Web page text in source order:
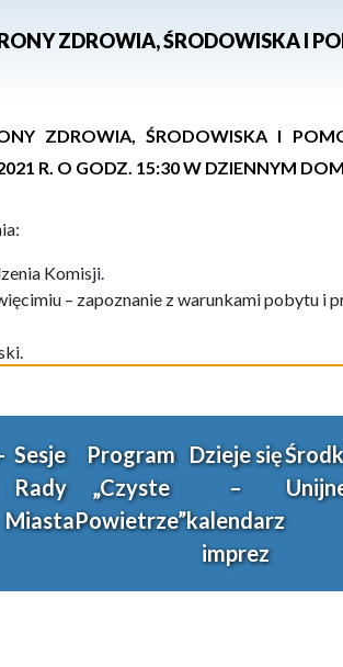
ZDROWIA, ŚRODOWISKA I
ZDROWIA, ŚRODOWISKA I
1 R. O GODZ. 15:30W DZIENNYM
Komisji.
– zapoznanie z warunkami pobytu i
Sesje
Rady
Miasta
Program
„Czyste
Powietrze”
Dzieje się
–
kalendarz
imprez